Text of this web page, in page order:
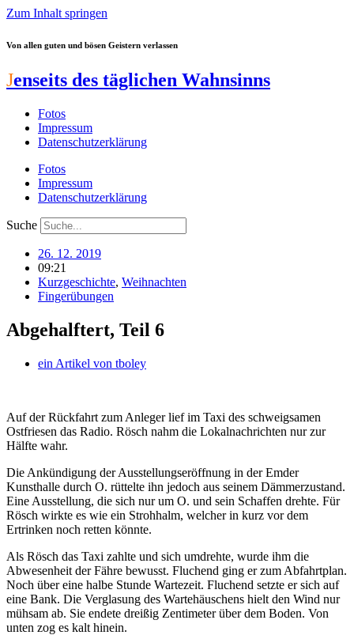
Zum Inhalt springen
Von allen guten und bösen Geistern verlassen
Jenseits des täglichen Wahnsinns
Fotos
Impressum
Datenschutzerklärung
Fotos
Impressum
Datenschutzerklärung
Suche
26. 12. 2019
09:21
Kurzgeschichte, Weihnachten
Fingerübungen
Abgehalftert, Teil 6
ein Artikel von tboley
Auf der Rückfahrt zum Anleger lief im Taxi des schweigsamen
Ostfriesen das Radio. Rösch nahm die Lokalnachrichten nur zur
Hälfte wahr.
Die Ankündigung der Ausstellungseröffnung in der Emder
Kunsthalle durch O. rüttelte ihn jedoch aus seinem Dämmerzustand.
Eine Ausstellung, die sich nur um O. und sein Schaffen drehte. Für
Rösch wirkte es wie ein Strohhalm, welcher in kurz vor dem
Ertrinken noch retten könnte.
Als Rösch das Taxi zahlte und sich umdrehte, wurde ihm die
Abwesenheit der Fähre bewusst. Fluchend ging er zum Abfahrtplan.
Noch über eine halbe Stunde Wartezeit. Fluchend setzte er sich auf
eine Bank. Die Verglasung des Wartehäuschens hielt den Wind nur
mühsam ab. Sie endete dreißig Zentimeter über dem Boden. Von
unten zog es kalt hinein.